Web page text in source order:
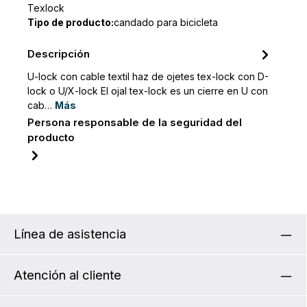
Texlock
Tipo de producto:candado para bicicleta
Descripción
U-lock con cable textil haz de ojetes tex-lock con D-
lock o U/X-lock El ojal tex-lock es un cierre en U con
cab… Más
Persona responsable de la seguridad del
producto
Línea de asistencia
Atención al cliente